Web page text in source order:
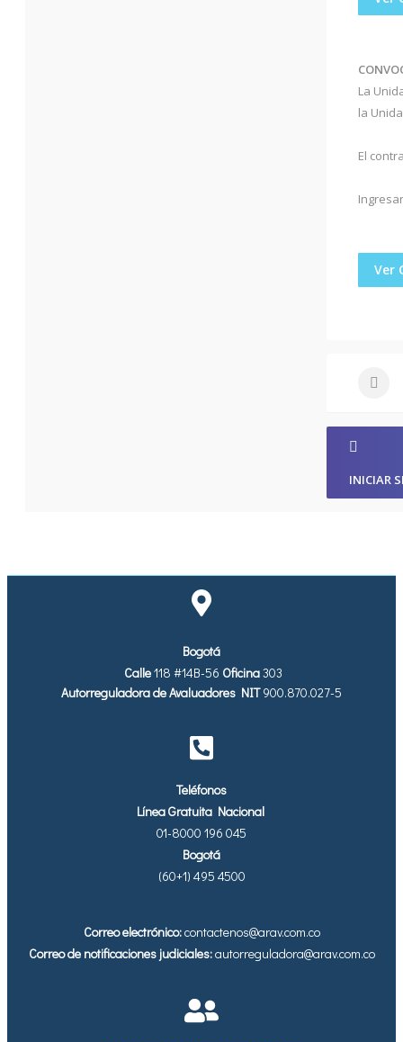
La
la
El
Ver
INICIAR
Bogotá
Calle118 #14B-56 Oficina303
Autorreguladora de Avaluadores NIT900.870.027-5
Teléfonos
Línea Gratuita Nacional
01-8000 196 045
Bogotá
(60+1) 495 4500
Correo electrónico:contactenos@arav.com.co
Correo de notificaciones judiciales:autorreguladora@arav.com.co